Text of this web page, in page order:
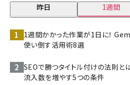
昨日 1週間
1週間かかった作業が1日に！
使い倒す活用術8選
SEOで勝つタイトル付けの法則と
流入数を増やす5つの条件